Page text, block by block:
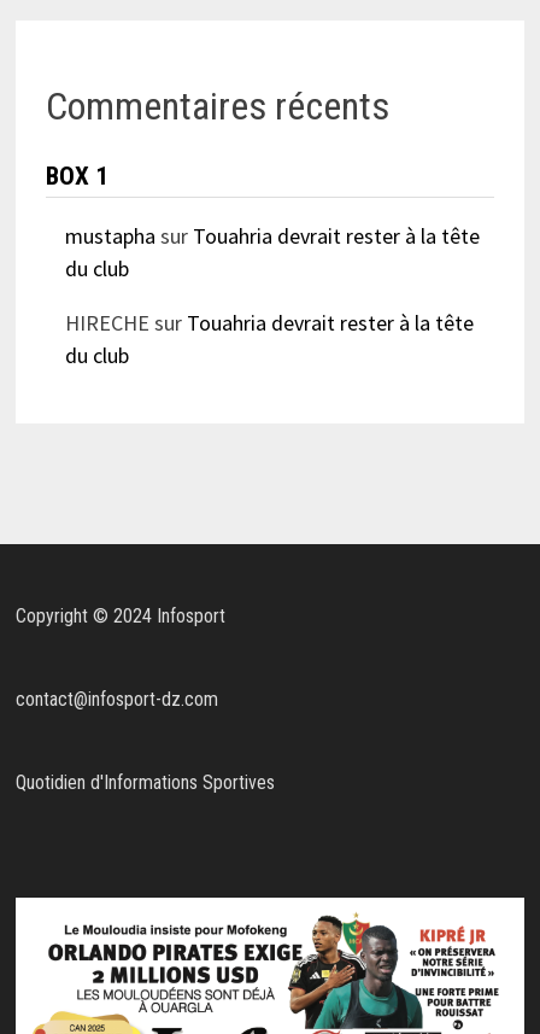
Commentaires récents
BOX 1
mustapha sur Touahria devrait rester à la tête
du club
HIRECHE sur Touahria devrait rester à la tête
du club
Copyright © 2024 Infosport
contact@infosport-dz.com
Quotidien d'Informations Sportives